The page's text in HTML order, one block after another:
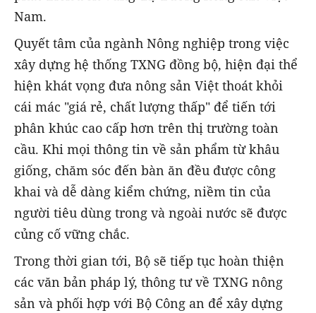
Nam.
Quyết tâm của ngành Nông nghiệp trong việc
xây dựng hệ thống TXNG đồng bộ, hiện đại thể
hiện khát vọng đưa nông sản Việt thoát khỏi
cái mác "giá rẻ, chất lượng thấp" để tiến tới
phân khúc cao cấp hơn trên thị trường toàn
cầu. Khi mọi thông tin về sản phẩm từ khâu
giống, chăm sóc đến bàn ăn đều được công
khai và dễ dàng kiểm chứng, niềm tin của
người tiêu dùng trong và ngoài nước sẽ được
củng cố vững chắc.
Trong thời gian tới, Bộ sẽ tiếp tục hoàn thiện
các văn bản pháp lý, thông tư về TXNG nông
sản và phối hợp với Bộ Công an để xây dựng